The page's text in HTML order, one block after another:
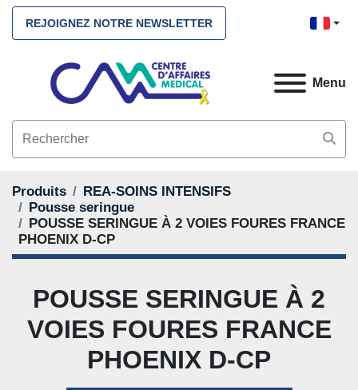
REJOIGNEZ NOTRE NEWSLETTER
Menu
Produits
REA-SOINS INTENSIFS
Pousse seringue
POUSSE SERINGUE À 2 VOIES FOURES FRANCE
PHOENIX D-CP
POUSSE SERINGUE À 2
VOIES FOURES FRANCE
PHOENIX D-CP